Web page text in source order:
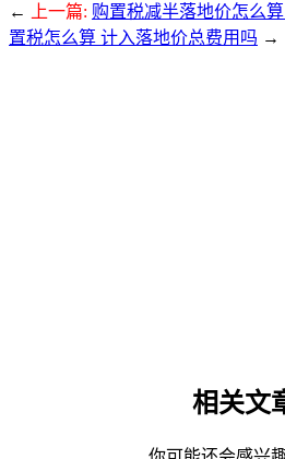
← 上一篇: 购置税减半落地价怎么算
置税怎么算 计入落地价总费用吗 →
相关文